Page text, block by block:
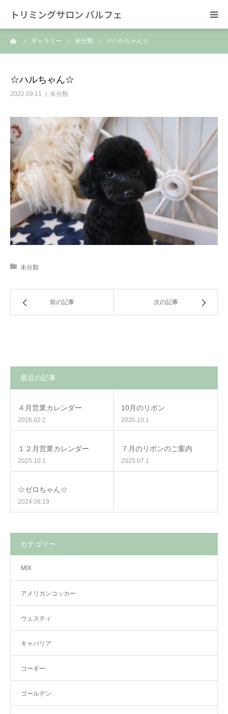
トリミングサロン パルフェ
ギャラリー 未分類 ☆ハルちゃん☆
☆ハルちゃん☆
2022.09.11 未分類
未分類
前の記事 次の記事
最近の記事
４月営業カレンダー
2026.02.2
10月のリボン
2025.10.1
１２月営業カレンダー
2025.10.1
７月のリボンのご案内
2025.07.1
☆ゼロちゃん☆
2024.08.19
カテゴリー
MIX
アメリカンコッカー
ウェスティ
キャバリア
コーギー
ゴールデン
HOME
スタッフ
SNS/リンク